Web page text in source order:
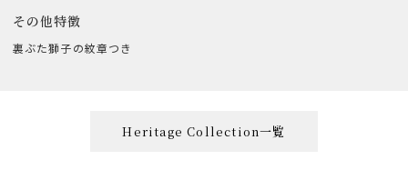
その他特徴
裏ぶた獅子の紋章つき
Heritage Collection一覧